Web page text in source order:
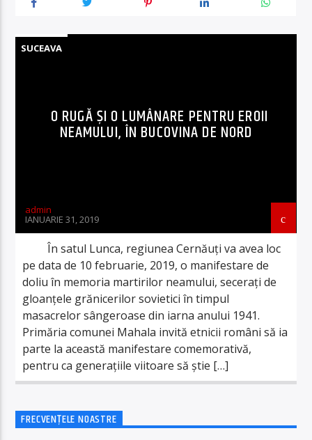
SUCEAVA
O RUGĂ ȘI O LUMÂNARE PENTRU EROII
NEAMULUI, ÎN BUCOVINA DE NORD
admin
IANUARIE 31, 2019
În satul Lunca, regiunea Cernăuți va avea loc
pe data de 10 februarie, 2019, o manifestare de
doliu în memoria martirilor neamului, secerați de
gloanțele grănicerilor sovietici în timpul
masacrelor sângeroase din iarna anului 1941.
Primăria comunei Mahala invită etnicii români să ia
parte la această manifestare comemorativă,
pentru ca generațiile viitoare să știe […]
FRECVENȚELE NOASTRE